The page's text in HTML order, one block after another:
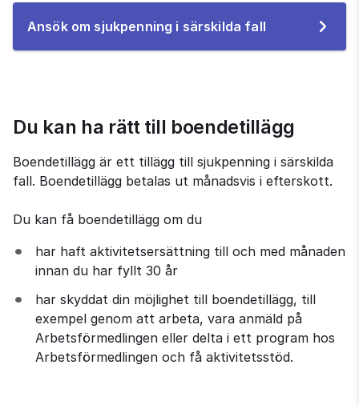
Ansök om sjukpenning i särskilda fallTill
Du kan ha rätt till boendetillägg
Boendetillägg är ett tillägg till sjukpenning i särskilda
fall. Boendetillägg betalas ut månadsvis i efterskott.
Du kan få boendetillägg om du
har haft aktivitetsersättning till och med månaden
innan du har fyllt 30 år
har skyddat din möjlighet till boendetillägg, till
exempel genom att arbeta, vara anmäld på
Arbetsförmedlingen eller delta i ett program hos
Arbetsförmedlingen och få aktivitetsstöd.